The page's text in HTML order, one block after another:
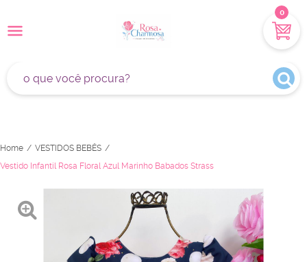
0
Home
VESTIDOS BEBÊS
Vestido Infantil Rosa Floral Azul Marinho Babados Strass